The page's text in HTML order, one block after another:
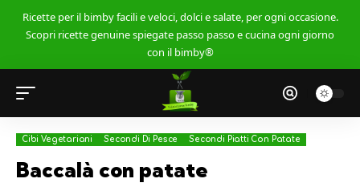
Ricette per il bimby facili e veloci, dolci e salate, per ogni occasione.
Scopri ricette genuine spiegate passo passo e cucina ogni giorno
con il bimby®
Cibi Vegetariani Secondi Di Pesce Secondi Piatti Con Patate
Baccalà con patate